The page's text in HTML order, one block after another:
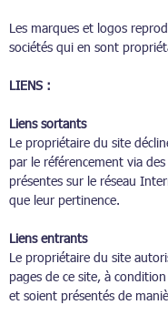
Les marques et logos
sociétés qui en sont
LIENS :
Liens sortants
Le propriétaire du site
par le référencement via
présentes sur le réseau
que leur pertinence.
Liens entrants
Le propriétaire du site
pages de ce site, à
et soient présentés de